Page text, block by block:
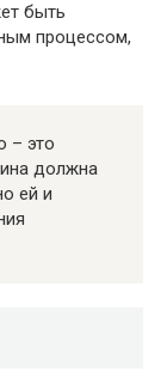
быть
процессом,
– это
должна
ей и